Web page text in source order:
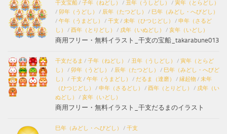
干支宝船/ 子年（ねどし） / 丑年（うしどし） / 寅年（とらどし）
/ 卯年（うどし） / 辰年（たつどし） / 巳年（みどし・へびどし）
/ 午年（うまどし） / 干支 / 未年（ひつじどし） / 申年（さるど
し）
/ 酉年（とりどし） / 戌年（いぬどし） / 亥年（いどし）
商用フリー・無料イラスト_干支の宝船_takarabune013
干支だるま / 子年（ねどし） / 丑年（うしどし） / 寅年（とらど
し）
/ 卯年（うどし） / 辰年（たつどし） / 巳年（みどし・へびど
し）
/ 干支 / 午年（うまどし） / だるま（達磨） / 縁起物/ 未年
（ひつじどし）
/ 申年（さるどし） / 酉年（とりどし） / 戌年（い
ぬどし）
/ 亥年（いどし）
商用フリー・無料イラスト_干支だるまのイラスト
巳年（みどし・へびどし） / 干支